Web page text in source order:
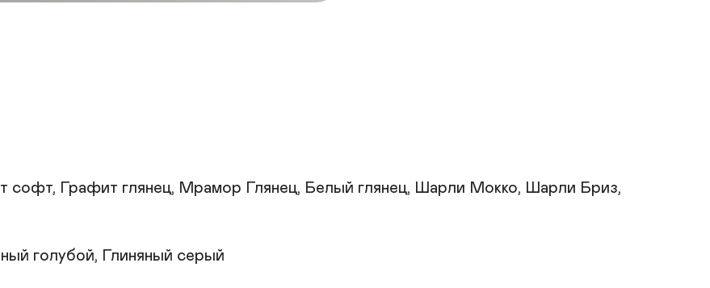
Графит глянец, Мрамор Глянец, Белый глянец, Шарли Мокко, Шарли Бриз,
голубой, Глиняный серый